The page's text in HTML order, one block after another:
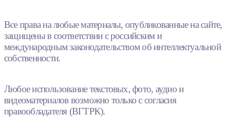
Все права на любые материалы, опубликованные на сайте,
защищены в соответствии с российским и
международным законодательством об интеллектуальной
собственности.
Любое использование текстовых, фото, аудио и
видеоматериалов возможно только с согласия
правообладателя (ВГТРК).